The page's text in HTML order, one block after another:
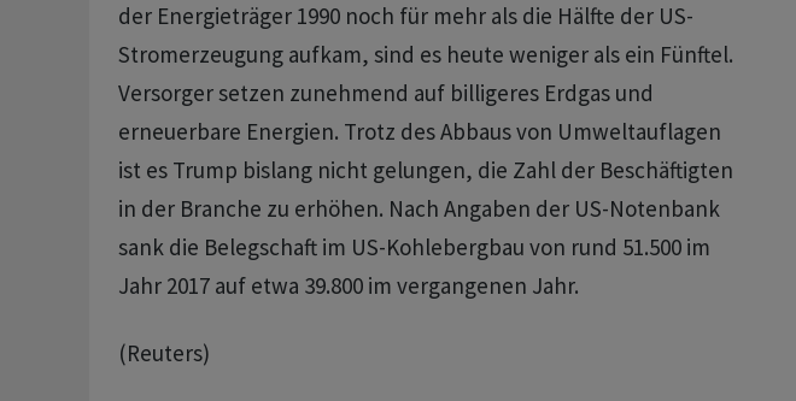
der Energieträger 1990 ​noch ​für mehr als die Hälfte ⁠der US-
Stromerzeugung aufkam, sind es heute weniger ​als ein Fünftel.
Versorger setzen ⁠zunehmend auf billigeres Erdgas und
erneuerbare Energien. Trotz des Abbaus ‌von Umweltauflagen
ist es Trump bislang nicht gelungen, die Zahl der Beschäftigten
in der Branche zu erhöhen. Nach Angaben ‌der US-Notenbank
sank die Belegschaft im US-Kohlebergbau von ​rund 51.500 im
Jahr 2017 auf etwa 39.800 im vergangenen Jahr.
(Reuters)